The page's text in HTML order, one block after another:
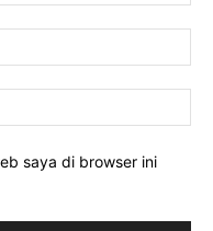
saya di browser ini